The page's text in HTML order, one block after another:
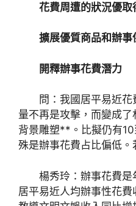
花費周遭的狀況優
擴展優質商品和辦事
開釋辦事花費潛力
問：我國居平易近
量不再是攻擊，而變成
背景雕塑**。比擬仍有
殊是辦事花費占比偏低。
楊秀玲：辦事花費
居平易近人均辦事性花